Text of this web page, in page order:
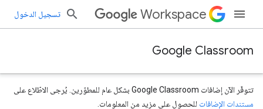
Workspace تسجيل الدخول
Google Classroom
تتوفّر الآن إضافات Google Classroom بشكل عام للمطوّرين. يُرجى الاطّلاع على
مستندات الإضافات للحصول على مزيد من المعلومات.